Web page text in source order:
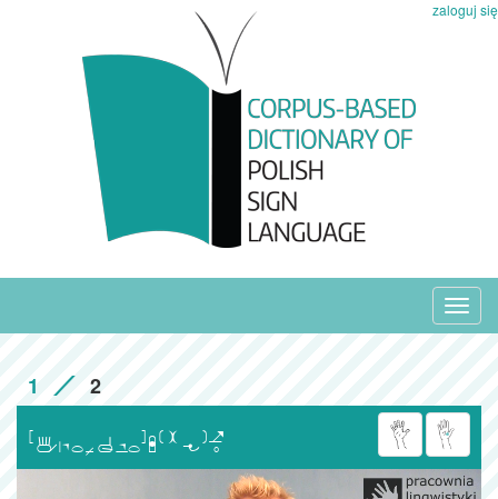
zaloguj się
1 2
